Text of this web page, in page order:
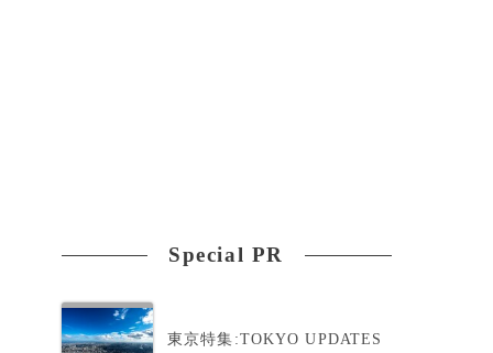
Special PR
東京特集:TOKYO UPDATES